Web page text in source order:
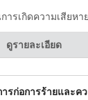
รเกิดความเสียหา
ดูรายละเอียด
รก่อการร้ายและค